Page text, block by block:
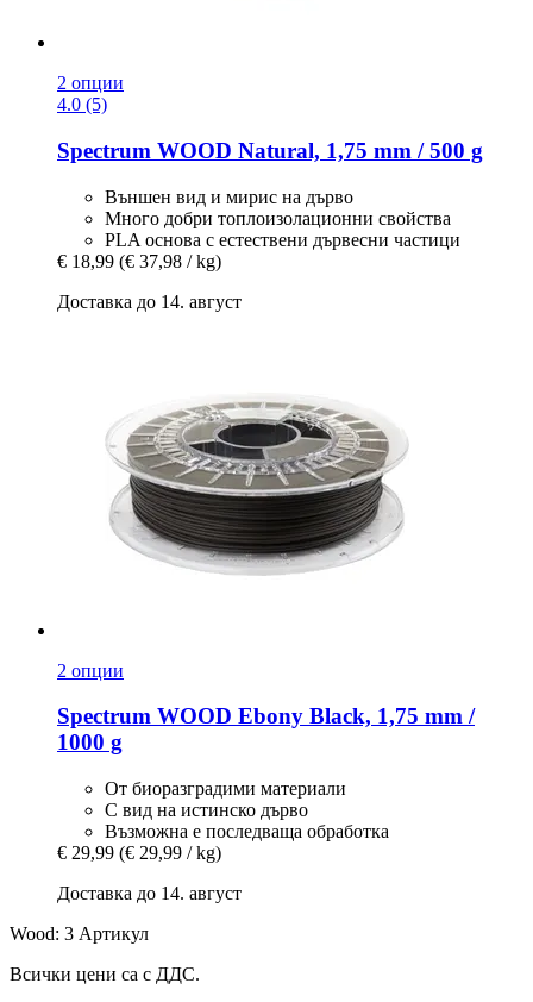
2 опции
4.0 (5)
Spectrum WOOD Natural, 1,75 mm / 500 g
Външен вид и мирис на дърво
Много добри топлоизолационни свойства
PLA основа с естествени дървесни частици
€ 18,99 (€ 37,98 / kg)
Доставка до 14. август
2 опции
Spectrum WOOD Ebony Black, 1,75 mm /
1000 g
От биоразградими материали
С вид на истинско дърво
Възможна е последваща обработка
€ 29,99 (€ 29,99 / kg)
Доставка до 14. август
Wood: 3 Артикул
Всички цени са с ДДС.